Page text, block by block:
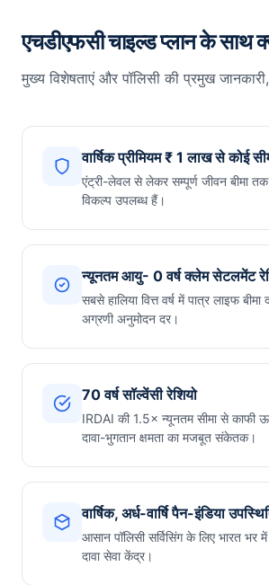
एचडीएफसी चाइल्ड प्लान के साथ
मुख्य विशेषताएं और पॉलिसी की प्रमुख
वार्षिक प्रीमियम ₹ 1 लाख से कोई
एंट्री-लेवल से लेकर सम्पूर्ण जीवन बीमा
विकल्प उपलब्ध हैं।
न्यूनतम आयु- 0 वर्ष क्लेम सेटलमेंट
सबसे हालिया वित्त वर्ष में पात्र लाइफ बीमा
अग्रणी अनुमोदन दर।
70 वर्ष सॉल्वेंसी रेशियो
IRDAI की 1.5× न्यूनतम सीमा से काफी
दावा-भुगतान क्षमता का मजबूत संकेतक।
वार्षिक, अर्ध-वार्षि पैन-इंडिया
आसान पॉलिसी सर्विसिंग के लिए भारत भर
दावा सेवा केंद्र।